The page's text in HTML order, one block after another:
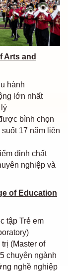
Arts and
hành
lớn nhất
bình chọn
17 năm liên
định chất
nghiệp và
of Education
tập Trẻ em
(Master of
chuyên ngành
nghề nghiệp